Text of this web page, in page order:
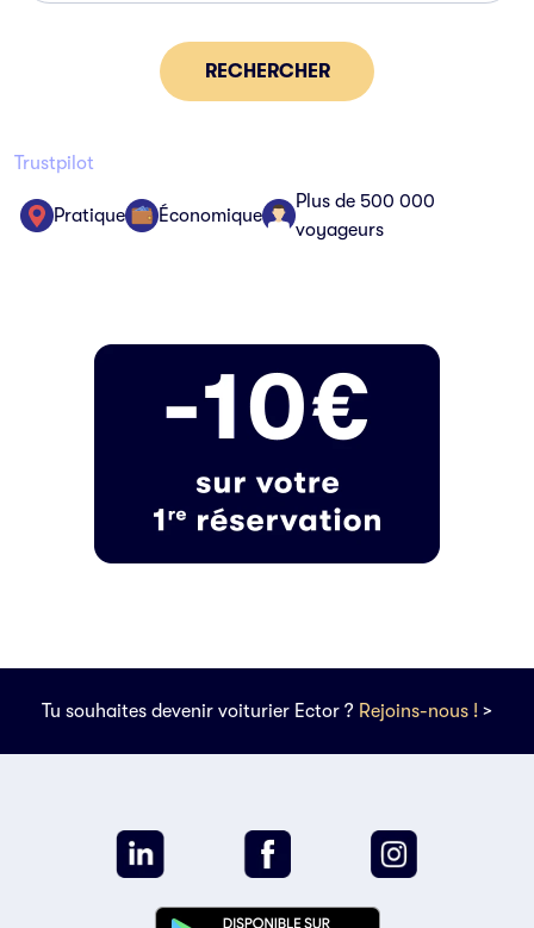
RECHERCHER
Trustpilot
Pratique Économique
Plus de 500 000
voyageurs
Tu souhaites devenir voiturier Ector ? Rejoins-nous ! >